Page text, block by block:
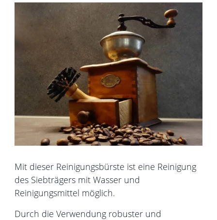
Mit dieser Reinigungsbürste ist eine Reinigung
des Siebträgers mit Wasser und
Reinigungsmittel möglich.
Durch die Verwendung robuster und